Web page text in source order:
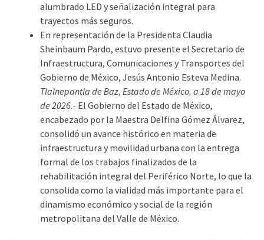
alumbrado LED y señalización integral para
trayectos más seguros.
En representación de la Presidenta Claudia
Sheinbaum Pardo, estuvo presente el Secretario de
Infraestructura, Comunicaciones y Transportes del
Gobierno de México, Jesús Antonio Esteva Medina.
Tlalnepantla de Baz, Estado de México, a 18 de mayo
de 2026.- El Gobierno del Estado de México,
encabezado por la Maestra Delfina Gómez Álvarez,
consolidó un avance histórico en materia de
infraestructura y movilidad urbana con la entrega
formal de los trabajos finalizados de la
rehabilitación integral del Periférico Norte, lo que la
consolida como la vialidad más importante para el
dinamismo económico y social de la región
metropolitana del Valle de México.